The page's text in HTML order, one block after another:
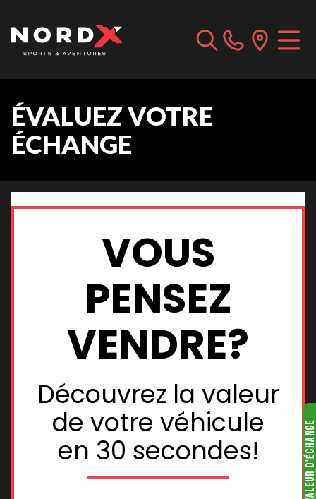
ÉVALUEZ VOTRE
ÉCHANGE